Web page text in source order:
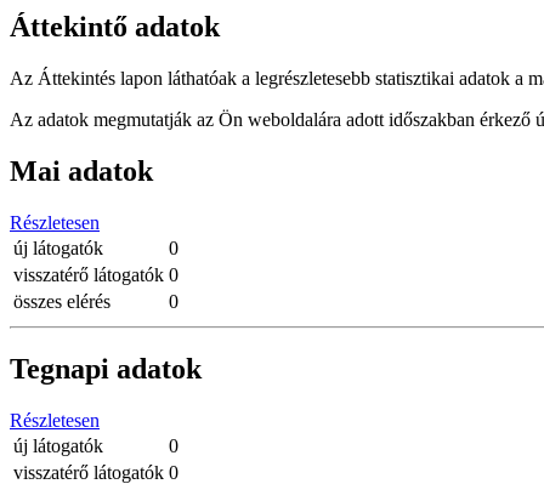
Áttekintő adatok
Az Áttekintés lapon láthatóak a legrészletesebb statisztikai adatok a
Az adatok megmutatják az Ön weboldalára adott időszakban érkező
Mai adatok
Részletesen
új látogatók
0
visszatérő látogatók 0
összes elérés
0
Tegnapi adatok
Részletesen
új látogatók
0
visszatérő látogatók 0